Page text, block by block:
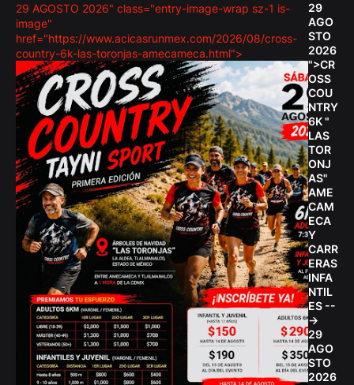
29 AGOSTO 2026" class="entry-image-wrap sz-1 is-
image"
href="https://www.acicasrunmex.com/2026/08/cross-
country-6k-las-toronjas-amecameca.html">
29
AGO
STO
2026
">CR
OSS
COU
NTRY
6K "
LAS
TOR
ONJ
AS"
AME
CAM
ECA
Y
CARR
ERAS
INFA
NTIL
ES --
->
29
AGO
STO
2026